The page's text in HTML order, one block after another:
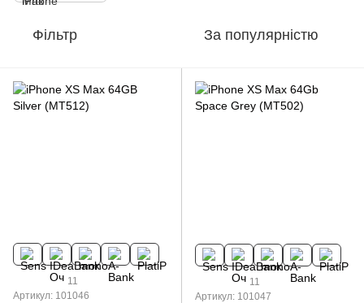
Фільтр За популярністю
11
Артикул: 101046
11
Артикул: 101047